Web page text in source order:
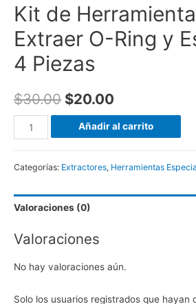
Kit de
Extraer O-Ring y
4 Piezas
$30.00 $20.00
de
O-
y
Piezas
Añadir al carrito
Categorías: Extractores, Herramientas
Valoraciones (0)
Valoraciones
No hay valoraciones aún.
Solo los usuarios registrados que hayan